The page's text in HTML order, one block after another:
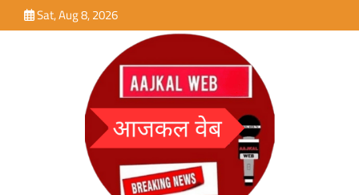
to
Sat, Aug 8, 2026